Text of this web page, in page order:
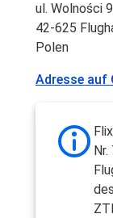
ul. Wolności
42-625
Polen
Adresse auf